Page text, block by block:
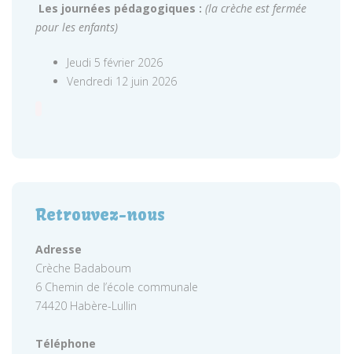
Les journées pédagogiques : (la crèche est fermée
pour les enfants)
Jeudi 5 février 2026
Vendredi 12 juin 2026
Retrouvez-nous
Adresse
Crèche Badaboum
6 Chemin de l’école communale
74420 Habère-Lullin
Téléphone